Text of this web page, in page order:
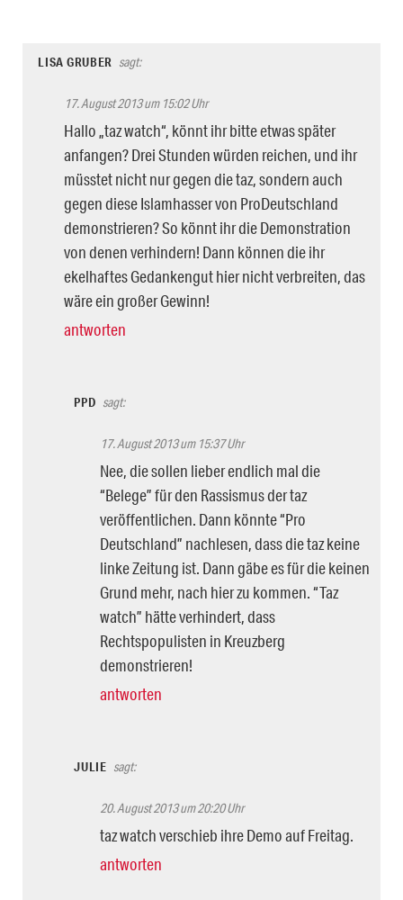
LISA GRUBER sagt:
17. August 2013 um 15:02 Uhr
Hallo „taz watch“, könnt ihr bitte etwas später
anfangen? Drei Stunden würden reichen, und ihr
müsstet nicht nur gegen die taz, sondern auch
gegen diese Islamhasser von ProDeutschland
demonstrieren? So könnt ihr die Demonstration
von denen verhindern! Dann können die ihr
ekelhaftes Gedankengut hier nicht verbreiten, das
wäre ein großer Gewinn!
antworten
PPD sagt:
17. August 2013 um 15:37 Uhr
Nee, die sollen lieber endlich mal die
“Belege” für den Rassismus der taz
veröffentlichen. Dann könnte “Pro
Deutschland” nachlesen, dass die taz keine
linke Zeitung ist. Dann gäbe es für die keinen
Grund mehr, nach hier zu kommen. “Taz
watch” hätte verhindert, dass
Rechtspopulisten in Kreuzberg
demonstrieren!
antworten
JULIE sagt:
20. August 2013 um 20:20 Uhr
taz watch verschieb ihre Demo auf Freitag.
antworten